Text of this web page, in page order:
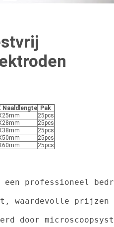
Naaldlengte Pak
25pcs
25pcs
25pcs
25pcs
25pcs
een professioneel
waardevolle prijzen
door